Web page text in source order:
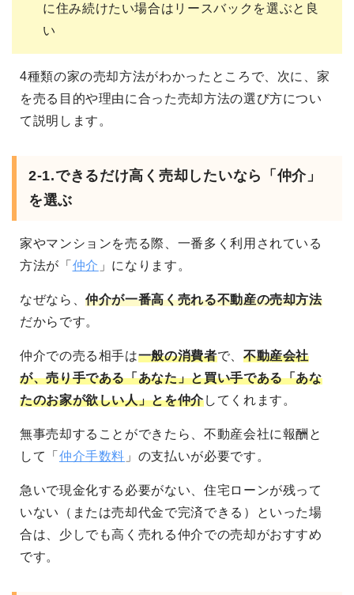
に住み続けたい場合はリースバックを選ぶと良
い
4種類の家の売却方法がわかったところで、次に、家
を売る目的や理由に合った売却方法の選び方につい
て説明します。
2-1.できるだけ高く売却したいなら「仲介」
を選ぶ
家やマンションを売る際、一番多く利用されている
方法が「 仲介 」になります。
なぜなら、仲介が一番高く売れる不動産の売却方法
だからです。
仲介での売る相手は一般の消費者で、 不動産会社
が、売り手である「あなた」と買い手である「あな
たのお家が欲しい人」とを仲介してくれます。
無事売却することができたら、不動産会社に報酬と
して「 仲介手数料 」の支払いが必要です。
急いで現金化する必要がない、住宅ローンが残って
いない（または売却代金で完済できる）といった場
合は、少しでも高く売れる仲介での売却がおすすめ
です。